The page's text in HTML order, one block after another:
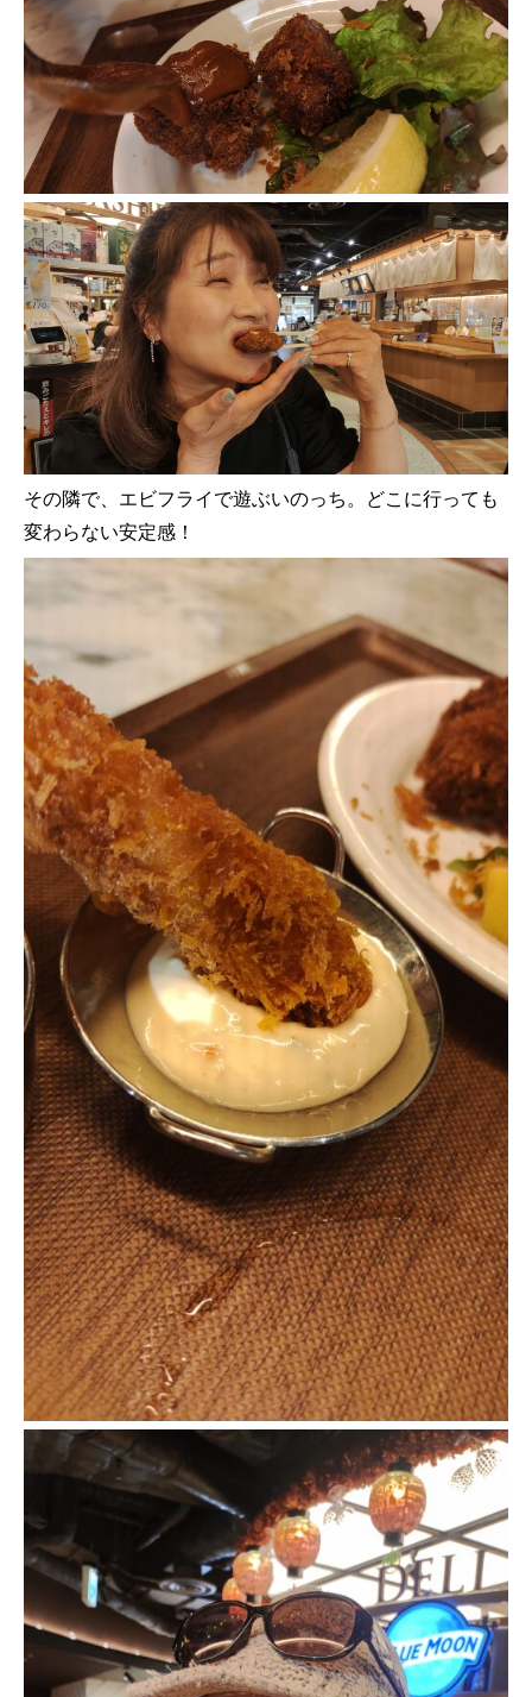
その隣で、エビフライで遊ぶいのっち。どこに行っても
変わらない安定感！